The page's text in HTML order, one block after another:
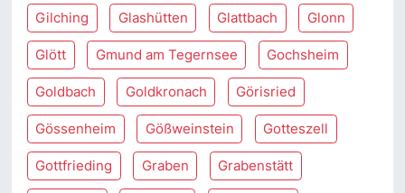
Gilching Glashütten Glattbach Glonn
Glött Gmund am Tegernsee Gochsheim
Goldbach Goldkronach Görisried
Gössenheim Gößweinstein Gotteszell
Gottfrieding Graben Grabenstätt